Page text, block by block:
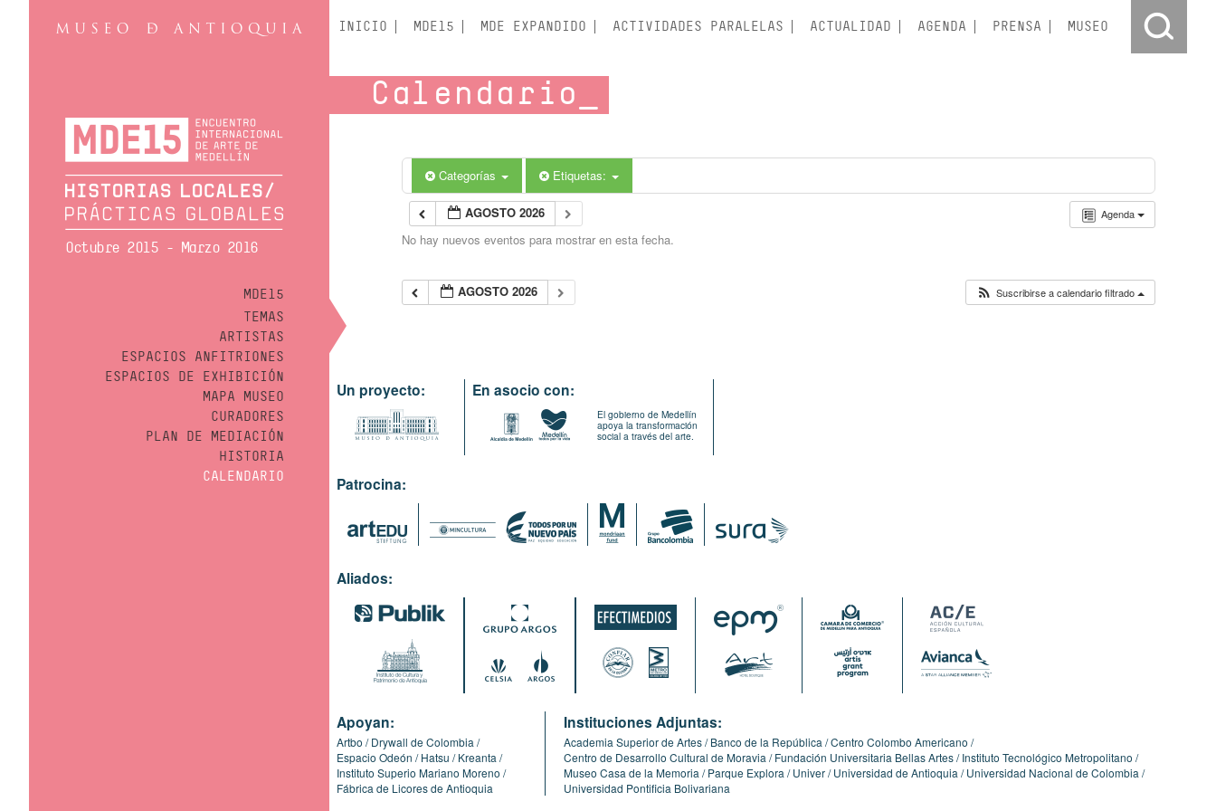
Octubre 2015 - Marzo 2016
MDE15
TEMAS
ARTISTAS
ESPACIOS ANFITRIONES
ESPACIOS DE EXHIBICIÓN
MAPA MUSEO
CURADORES
PLAN DE MEDIACIÓN
HISTORIA
CALENDARIO
INICIO MDE15 MDE EXPANDIDO ACTIVIDADES PARALELAS ACTUALIDAD AGENDA PRENSA MUSEO
Calendario
Categorías Etiquetas:
Agenda
AGOSTO 2026
No hay nuevos eventos para mostrar en esta fecha.
AGOSTO 2026 Suscribirse a calendario filtrado
Un proyecto: En asocio con:
El gobierno de Medellín
apoya la transformación
social a través del arte.
Patrocina:
Aliados:
Apoyan:
Artbo
Drywall de Colombia
Espacio Odeón
Hatsu
Kreanta
Instituto Superio Mariano Moreno
Fábrica de Licores de Antioquia
Instituciones Adjuntas:
Academia Superior de Artes Banco de la República Centro Colombo Americano
Centro de Desarrollo Cultural de Moravia
Fundación Universitaria Bellas Artes Instituto Tecnológico Metropolitano
Museo Casa de la Memoria
Parque Explora Univer Universidad de Antioquia
Universidad Nacional de Colombia
Universidad Pontificia Bolivariana